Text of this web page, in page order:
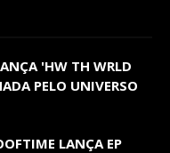
'HW TH WRLD
PELO UNIVERSO
LANÇA EP